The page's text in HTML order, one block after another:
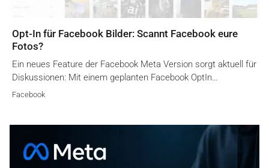
Opt-In für Facebook Bilder: Scannt Facebook eure
Fotos?
Ein neues Feature der Facebook Meta Version sorgt aktuell für
Diskussionen: Mit einem geplanten Facebook OptIn…
Facebook